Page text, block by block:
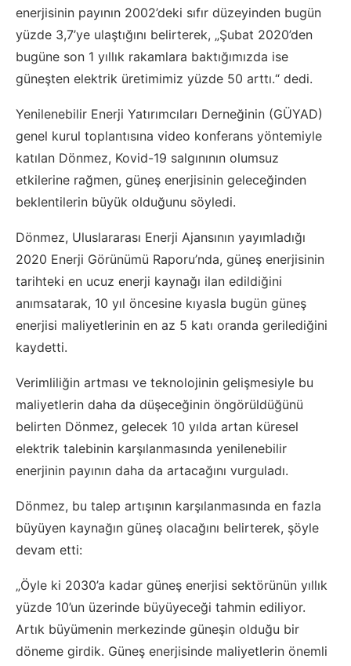
enerjisinin payının 2002’deki sıfır düzeyinden bugün
yüzde 3,7’ye ulaştığını belirterek, „Şubat 2020’den
bugüne son 1 yıllık rakamlara baktığımızda ise
güneşten elektrik üretimimiz yüzde 50 arttı.“ dedi.
Yenilenebilir Enerji Yatırımcıları Derneğinin (GÜYAD)
genel kurul toplantısına video konferans yöntemiyle
katılan Dönmez, Kovid-19 salgınının olumsuz
etkilerine rağmen, güneş enerjisinin geleceğinden
beklentilerin büyük olduğunu söyledi.
Dönmez, Uluslararası Enerji Ajansının yayımladığı
2020 Enerji Görünümü Raporu’nda, güneş enerjisinin
tarihteki en ucuz enerji kaynağı ilan edildiğini
anımsatarak, 10 yıl öncesine kıyasla bugün güneş
enerjisi maliyetlerinin en az 5 katı oranda gerilediğini
kaydetti.
Verimliliğin artması ve teknolojinin gelişmesiyle bu
maliyetlerin daha da düşeceğinin öngörüldüğünü
belirten Dönmez, gelecek 10 yılda artan küresel
elektrik talebinin karşılanmasında yenilenebilir
enerjinin payının daha da artacağını vurguladı.
Dönmez, bu talep artışının karşılanmasında en fazla
büyüyen kaynağın güneş olacağını belirterek, şöyle
devam etti:
„Öyle ki 2030’a kadar güneş enerjisi sektörünün yıllık
yüzde 10’un üzerinde büyüyeceği tahmin ediliyor.
Artık büyümenin merkezinde güneşin olduğu bir
döneme girdik. Güneş enerjisinde maliyetlerin önemli